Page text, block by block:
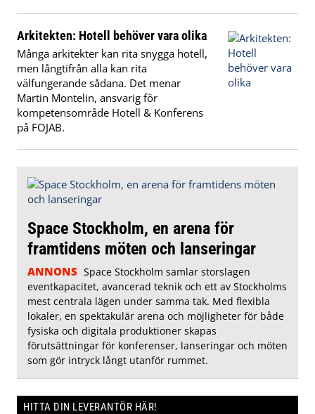
Arkitekten: Hotell behöver vara olika
Många arkitekter kan rita snygga hotell,
men långtifrån alla kan rita
välfungerande sådana. Det menar
Martin Montelin, ansvarig för
kompetensområde Hotell & Konferens
på FOJAB.
Space Stockholm, en arena för
framtidens möten och lanseringar
ANNONS Space Stockholm samlar storslagen
eventkapacitet, avancerad teknik och ett av Stockholms
mest centrala lägen under samma tak. Med flexibla
lokaler, en spektakulär arena och möjligheter för både
fysiska och digitala produktioner skapas
förutsättningar för konferenser, lanseringar och möten
som gör intryck långt utanför rummet.
HITTA DIN LEVERANTÖR HÄR!